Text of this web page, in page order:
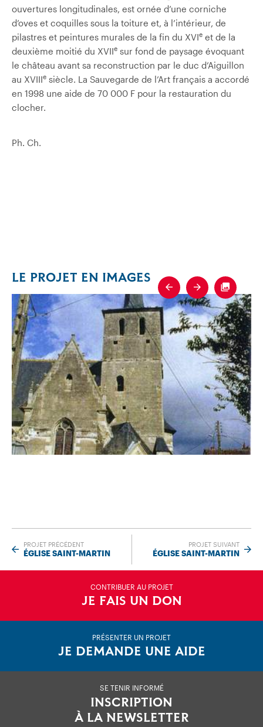
ouvertures longitudinales, est ornée d’une corniche
d’oves et coquilles sous la toiture et, à l’intérieur, de
pilastres et peintures murales de la fin du XVIe et de la
deuxième moitié du XVIIe sur fond de paysage évoquant
le château avant sa reconstruction par le duc d’Aiguillon
au XVIIIe siècle. La Sauvegarde de l’Art français a accordé
en 1998 une aide de 70 000 F pour la restauration du
clocher.
Ph. Ch.
LE PROJET EN IMAGES
Previous
Next
PROJET PRÉCÉDENT
ÉGLISE SAINT-MARTIN
PROJET SUIVANT
ÉGLISE SAINT-MARTIN
CONTRIBUER AU PROJET
JE FAIS UN DON
PRÉSENTER UN PROJET
JE DEMANDE UNE AIDE
SE TENIR INFORMÉ
INSCRIPTION
À LA NEWSLETTER